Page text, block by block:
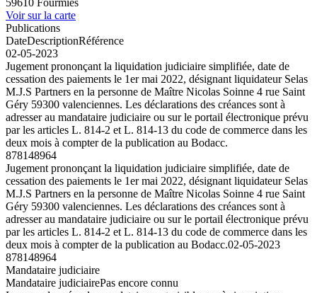
Voir sur la carte
Publications
DateDescriptionRéférence
02-05-2023
Jugement prononçant la liquidation judiciaire simplifiée, date de
cessation des paiements le 1er mai 2022, désignant liquidateur Selas
M.J.S Partners en la personne de Maître Nicolas Soinne 4 rue Saint
Géry 59300 valenciennes. Les déclarations des créances sont à
adresser au mandataire judiciaire ou sur le portail électronique prévu
par les articles L. 814-2 et L. 814-13 du code de commerce dans les
deux mois à compter de la publication au Bodacc.
878148964
Jugement prononçant la liquidation judiciaire simplifiée, date de
cessation des paiements le 1er mai 2022, désignant liquidateur Selas
M.J.S Partners en la personne de Maître Nicolas Soinne 4 rue Saint
Géry 59300 valenciennes. Les déclarations des créances sont à
adresser au mandataire judiciaire ou sur le portail électronique prévu
par les articles L. 814-2 et L. 814-13 du code de commerce dans les
deux mois à compter de la publication au Bodacc.02-05-2023
878148964
Mandataire judiciaire
Mandataire judiciairePas encore connu